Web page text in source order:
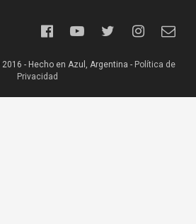
- Hecho en Azul, Argentina - Política de
Privacidad